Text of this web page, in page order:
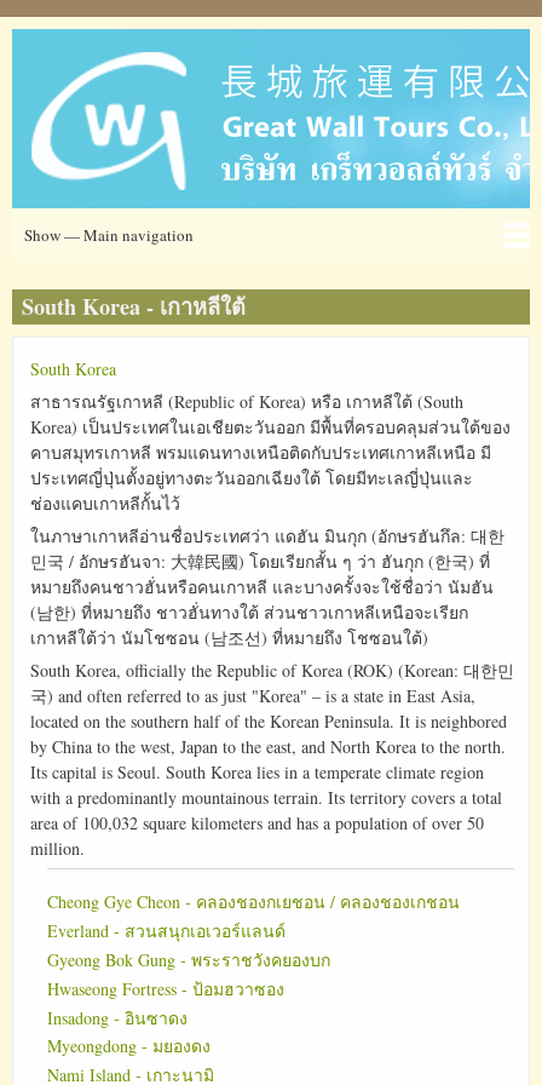
Skip
content
Main
Show — Main navigation
Ticket
โรงแรม
ข่าวสาร
ข้อมูลการท่องเที่ยว
เกี่ยวกับเรา
ที่อยู่
South Korea - เกาหลีใต้
South Korea
สาธารณรัฐเกาหลี (Republic of Korea) หรือ เกาหลีใต้ (South
Korea) เป็นประเทศในเอเชียตะวันออก มีพื้นที่ครอบคลุมส่วนใต้ของ
คาบสมุทรเกาหลี พรมแดนทางเหนือติดกับประเทศเกาหลีเหนือ มี
ประเทศญี่ปุ่นตั้งอยู่ทางตะวันออกเฉียงใต้ โดยมีทะเลญี่ปุ่นและ
ช่องแคบเกาหลีกั้นไว้
ในภาษาเกาหลีอ่านชื่อประเทศว่า แดฮัน มินกุก (อักษรฮันกึล: 대한
민국 / อักษรฮันจา: 大韓民國) โดยเรียกสั้น ๆ ว่า ฮันกุก (한국) ที่
หมายถึงคนชาวฮั่นหรือคนเกาหลี และบางครั้งจะใช้ชื่อว่า นัมฮัน
(남한) ที่หมายถึง ชาวฮั่นทางใต้ ส่วนชาวเกาหลีเหนือจะเรียก
เกาหลีใต้ว่า นัมโชซอน (남조선) ที่หมายถึง โชซอนใต้)
South Korea, officially the Republic of Korea (ROK) (Korean: 대한민
국) and often referred to as just "Korea" – is a state in East Asia,
located on the southern half of the Korean Peninsula. It is neighbored
by China to the west, Japan to the east, and North Korea to the north.
Its capital is Seoul. South Korea lies in a temperate climate region
with a predominantly mountainous terrain. Its territory covers a total
area of 100,032 square kilometers and has a population of over 50
million.
Cheong Gye Cheon - คลองชองกเยชอน / คลองชองเกชอน
Everland - สวนสนุกเอเวอร์แลนด์
Gyeong Bok Gung - พระราชวังคยองบก
Hwaseong Fortress - ป้อมฮวาซอง
Insadong - อินซาดง
Myeongdong - มยองดง
Nami Island - เกาะนามิ